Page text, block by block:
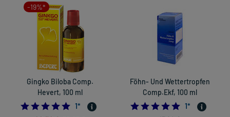
-19%*
Gingko Biloba Comp.
Hevert, 100 ml
5.0
1*
Föhn- Und Wettertropfen
Comp.Ekf, 100 ml
5.0
1*